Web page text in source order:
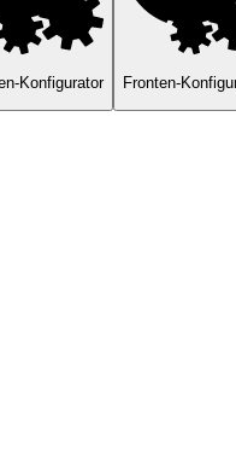
Konfigurator Fronten-